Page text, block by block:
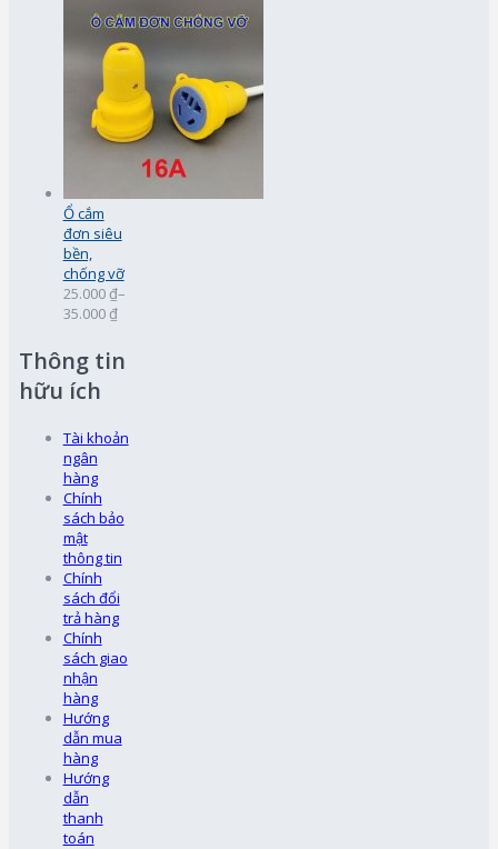
Ổ cắm
đơn siêu
bền,
chống vỡ
25.000 ₫–
35.000 ₫
Thông tin
hữu ích
Tài khoản
ngân
hàng
Chính
sách bảo
mật
thông tin
Chính
sách đổi
trả hàng
Chính
sách giao
nhận
hàng
Hướng
dẫn mua
hàng
Hướng
dẫn
thanh
toán